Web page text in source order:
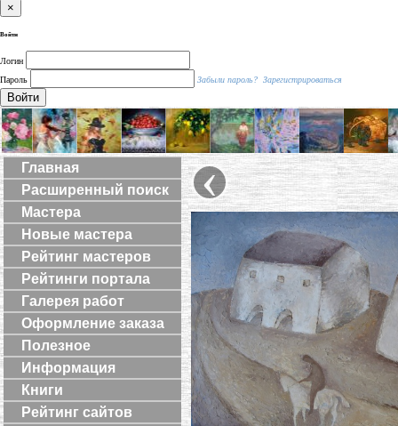
×
Войти
Логин
Пароль
Забыли пароль? Зарегистрироваться
Войти
Главная
Расширенный поиск
Мастера
Новые мастера
Рейтинг мастеров
Рейтинги портала
Галерея работ
Оформление заказа
Полезное
Информация
Книги
Рейтинг сайтов
‹